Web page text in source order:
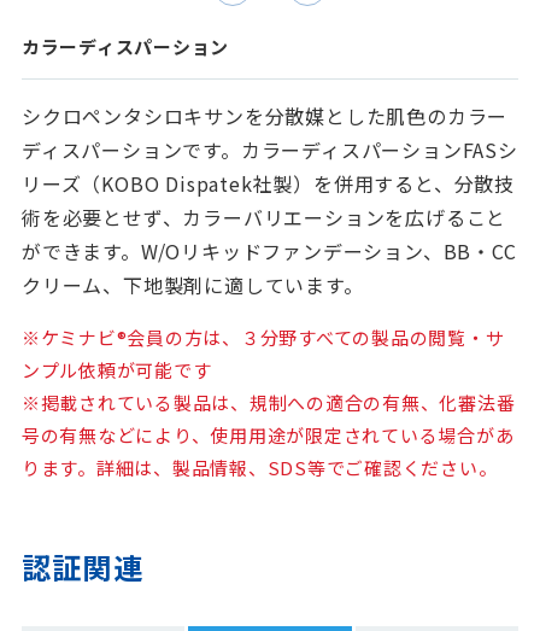
カラーディスパーション
シクロペンタシロキサンを分散媒とした肌色のカラー
ディスパーションです。カラーディスパーションFASシ
リーズ（KOBO Dispatek社製）を併用すると、分散技
術を必要とせず、カラーバリエーションを広げること
ができます。W/Oリキッドファンデーション、BB・CC
クリーム、下地製剤に適しています。
※ケミナビ®会員の方は、３分野すべての製品の閲覧・サ
ンプル依頼が可能です
※掲載されている製品は、規制への適合の有無、化審法番
号の有無などにより、使用用途が限定されている場合があ
ります。詳細は、製品情報、SDS等でご確認ください。
認証関連